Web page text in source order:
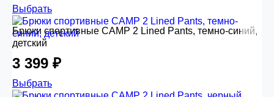
Выбрать
Брюки спортивные CAMP 2 Lined Pants, темно-синий,
детский
3 399 ₽
Выбрать